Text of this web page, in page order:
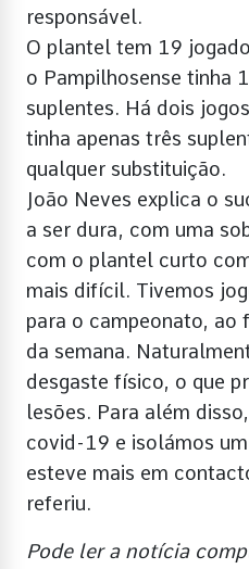
responsável.
O plantel tem 19
o Pampilhosense tinha
suplentes. Há dois
tinha apenas três
qualquer substituição.
João Neves explica o
a ser dura, com uma
com o plantel curto
mais difícil. Tivemos
para o campeonato, ao
da semana.
desgaste físico, o que
lesões. Para além
covid-19 e isolámos
esteve mais em
referiu.
Pode ler a notícia